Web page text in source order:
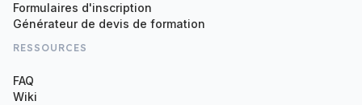
Formulaires d'inscription
Générateur de devis de formation
RESSOURCES
FAQ
Wiki